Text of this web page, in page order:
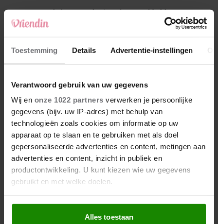
Toestemming Details Advertentie-instellingen
Verantwoord gebruik van uw gegevens
Wij en onze 1022 partners verwerken je persoonlijke
gegevens (bijv. uw IP-adres) met behulp van
technologieën zoals cookies om informatie op uw
apparaat op te slaan en te gebruiken met als doel
gepersonaliseerde advertenties en content, metingen aan
advertenties en content, inzicht in publiek en
productontwikkeling. U kunt kiezen wie uw gegevens
gebruikt en met welke doelen.
Als u het toestaat, willen we ook graag:
Informatie verzamelen over uw geografische
Alles toestaan
4 Makelaar Mandy: ‘Vrijdagavond belde Bart.
Hij sprak eng kalm’
5 Makelaar Mandy: ‘Judith typt… En deze keer
durf ik bijna niet te lezen wat er komt’
Nieuw